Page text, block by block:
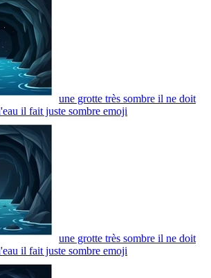
une grotte très sombre il ne doit
il fait juste sombre emoji
une grotte très sombre il ne doit
il fait juste sombre emoji